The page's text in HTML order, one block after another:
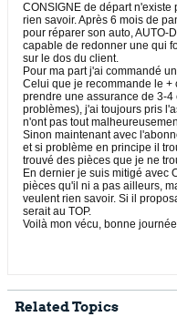
CONSIGNE de départ
rien savoir. Après 6 mois de
pour réparer son auto, AUTO-
capable de redonner une qui
sur le dos du client.
Pour ma part j'ai commandé
Celui que je recommande le +
prendre une assurance de 3-
problèmes), j'ai toujours pris
n'ont pas tout
Sinon maintenant avec
et si problème en principe il
trouvé des pièces que je ne
En dernier je suis mitigé avec
pièces qu'il ni a pas ailleurs,
veulent rien savoir. Si il
serait au TOP.
Voilà mon vécu, bonne
Related Topics